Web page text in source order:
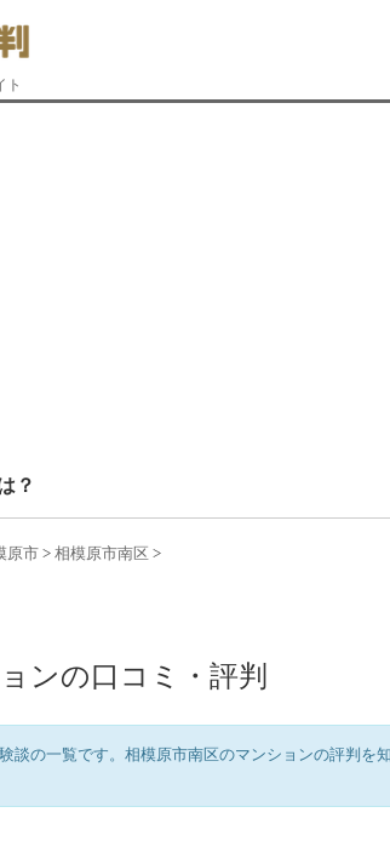
ト
？
原市 > 相模原市南区 >
ンの口コミ・評判
談の一覧です。相模原市南区のマンションの評判を